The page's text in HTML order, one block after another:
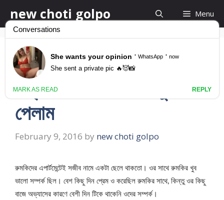
to
content
new choti golpo Menu
সে আমাকে চেপে ধরে লম্বা
লম্বা ঠাপদিতে লাগলো খুব মজা
পেলাম
February 9, 2016 by new choti golpo
রুমকিদের এপার্টমেন্টেই সজীব নামে একটা ছেলে থাকতো। ওর সাথে রুমকির খুব
ভালো সম্পর্ক ছিল। বেশ কিছু দিন প্রেম ও করেছিল রুমকির সাথে, কিন্তু ওর কিছু
বাজে অভ্যাসের কারণে বেশী দিন টিকে থাকেনি ওদের সম্পর্ক।